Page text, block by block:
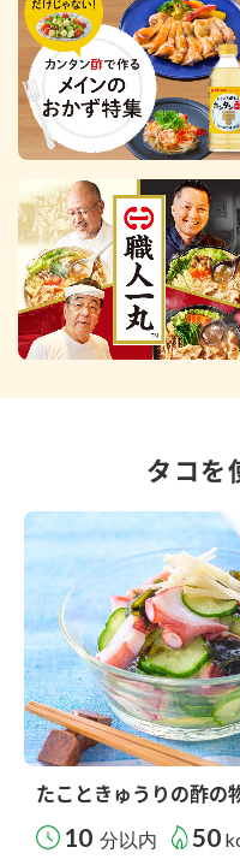
タコを
たこときゅうりの酢の
10 分以内 50